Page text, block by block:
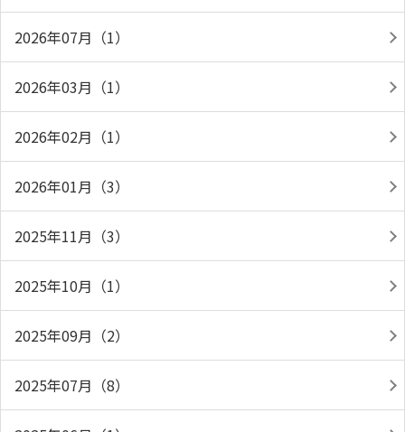
2026年07月（1）
2026年03月（1）
2026年02月（1）
2026年01月（3）
2025年11月（3）
2025年10月（1）
2025年09月（2）
2025年07月（8）